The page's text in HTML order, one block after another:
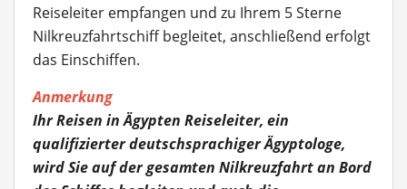
Reiseleiter empfangen und zu Ihrem 5 Sterne
Nilkreuzfahrtschiff begleitet, anschließend erfolgt
das Einschiffen.
Anmerkung
Ihr Reisen in Ägypten Reiseleiter, ein
qualifizierter deutschsprachiger Ägyptologe,
wird Sie auf der gesamten Nilkreuzfahrt an Bord